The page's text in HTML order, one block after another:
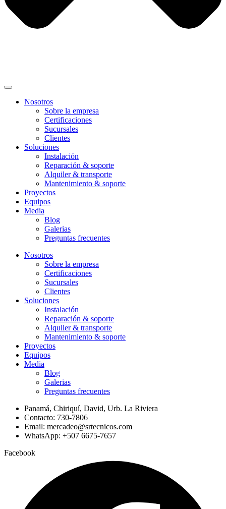
Nosotros
Sobre la empresa
Certificaciones
Sucursales
Clientes
Soluciones
Instalación
Reparación & soporte
Alquiler & transporte
Mantenimiento & soporte
Proyectos
Equipos
Media
Blog
Galerias
Preguntas frecuentes
Nosotros
Sobre la empresa
Certificaciones
Sucursales
Clientes
Soluciones
Instalación
Reparación & soporte
Alquiler & transporte
Mantenimiento & soporte
Proyectos
Equipos
Media
Blog
Galerias
Preguntas frecuentes
Panamá, Chiriquí, David, Urb. La Riviera
Contacto: 730-7806
Email: mercadeo@srtecnicos.com
WhatsApp: +507 6675-7657
Facebook